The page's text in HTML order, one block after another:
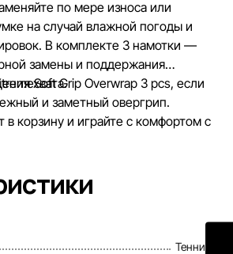
по мере износа или
на случай влажной погоды и
В комплекте 3 намотки —
замены и поддержания
хвата.Grip Overwrap 3 pcs, если
и заметный овергрип.
в корзину и играйте с комфортом с
Теннис